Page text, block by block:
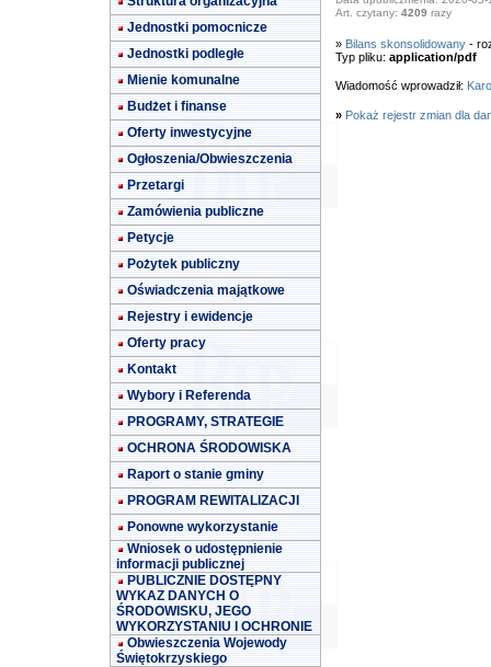
Jednostki pomocnicze
Jednostki podległe
Mienie komunalne
Budżet i finanse
Oferty inwestycyjne
Ogłoszenia/Obwieszczenia
Przetargi
Zamówienia publiczne
Petycje
Pożytek publiczny
Oświadczenia majątkowe
Rejestry i ewidencje
Oferty pracy
Kontakt
Wybory i Referenda
PROGRAMY, STRATEGIE
OCHRONA ŚRODOWISKA
Raport o stanie gminy
PROGRAM REWITALIZACJI
Ponowne wykorzystanie
Wniosek o udostępnienie
informacji publicznej
PUBLICZNIE DOSTĘPNY
WYKAZ DANYCH O
ŚRODOWISKU, JEGO
WYKORZYSTANIU I OCHRONIE
Obwieszczenia Wojewody
Świętokrzyskiego
Art. czytany: 4209 razy
» Bilans skonsolidowany-
Typ pliku: application/pdf
Wiadomość wprowadził:
» Pokaż rejestr zmian dla